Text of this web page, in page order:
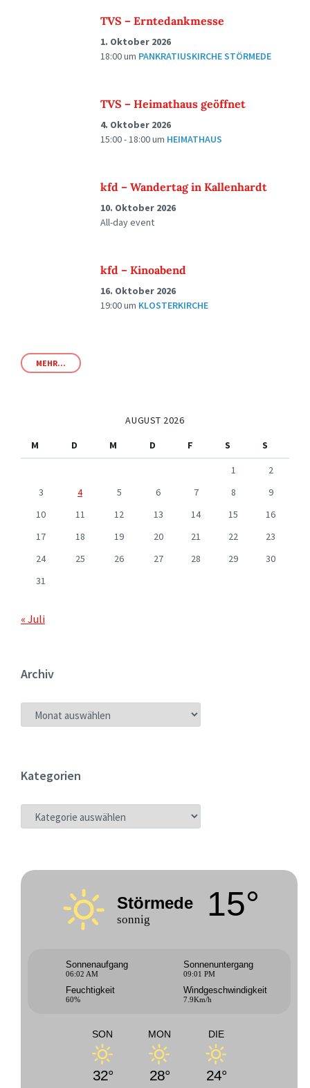
TVS – Erntedankmesse
1. Oktober 2026
18:00um PANKRATIUSKIRCHE STÖRMEDE
TVS – Heimathaus geöffnet
4. Oktober 2026
15:00 - 18:00um HEIMATHAUS
kfd – Wandertag in Kallenhardt
10. Oktober 2026
All-day event
kfd – Kinoabend
16. Oktober 2026
19:00um KLOSTERKIRCHE
MEHR...
AUGUST 2026
M
D M D F S
S
1
2
3
4 5 6 7 8
9
10
11 12 13 14 15
16
17
18 19 20 21 22
23
24
25 26 27 28 29
30
31
« Juli
Archiv
ARCHIV
Kategorien
KATEGORIEN
Störmede
sonnig 15°
Sonnenaufgang
06:02 AM
Sonnenuntergang
09:01 PM
Feuchtigkeit
60%
Windgeschwindigkeit
7.9Km/h
SON
32°
MON
28°
DIE
24°